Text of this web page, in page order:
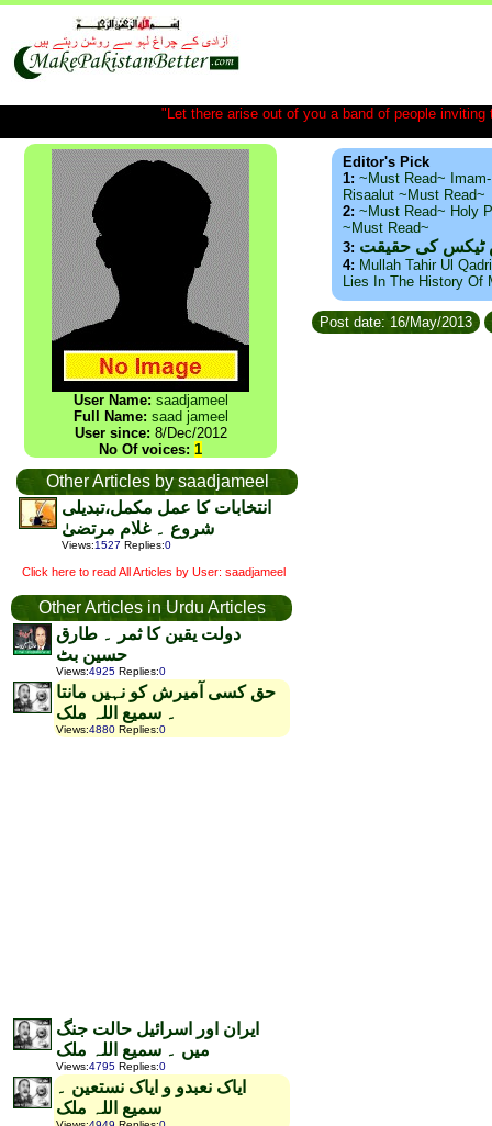
"Let there arise out of you a band of people
User Name: saadjameel
Full Name: saad jameel
User since: 8/Dec/2012
No Of voices: 1
Other Articles by saadjameel
انتخابات کا عمل مکمل،تبدیلی
شروع ۔ غلام مرتضیٰ
Views:1527 Replies:0
Click here to read All Articles by User: saadjameel
Other Articles in Urdu Articles
دولت یقین کا ثمر ۔ طارق
حسین بٹ
Views:4925 Replies:0
حق کسی آمیرش کو نہیں مانتا
۔ سمیع اللہ ملک
Views:4880 Replies:0
ایران اور اسرائیل حالت جنگ
میں ۔ سمیع اللہ ملک
Views:4795 Replies:0
ایاک نعبدو و ایاک نستعین ۔
سمیع اللہ ملک
Editor's Pick
1: ~Must Read~
Risaalut ~Must Read~
2: ~Must Read~ Holy
~Must Read~
3: ٹیکس کی حقیقت
4: Mullah Tahir Ul
Lies In The History Of
Post date: 16/May/2013